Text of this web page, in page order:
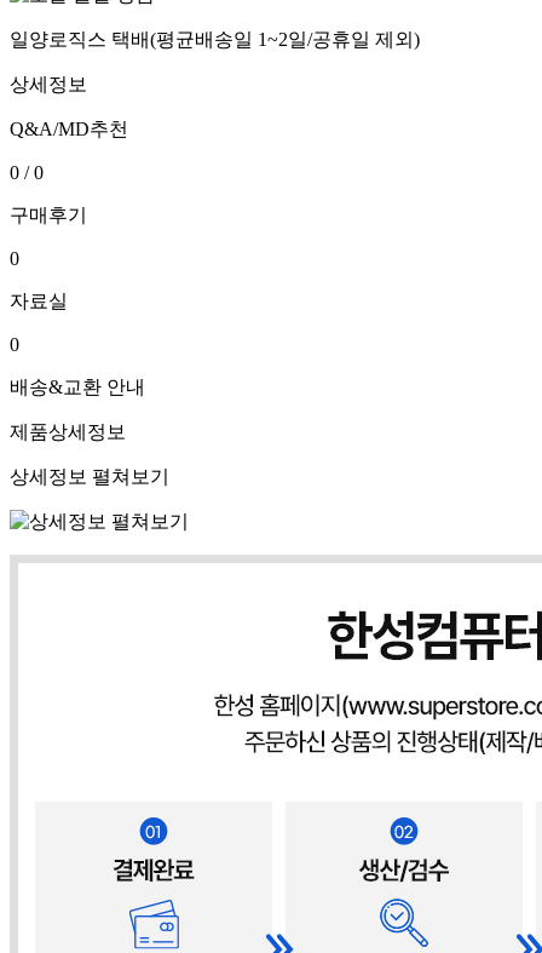
일양로직스 택배(평균배송일 1~2일/공휴일 제외)
상세정보
Q&A/MD추천
0 /0
구매후기
0
자료실
0
배송&교환 안내
제품상세정보
상세정보 펼쳐보기